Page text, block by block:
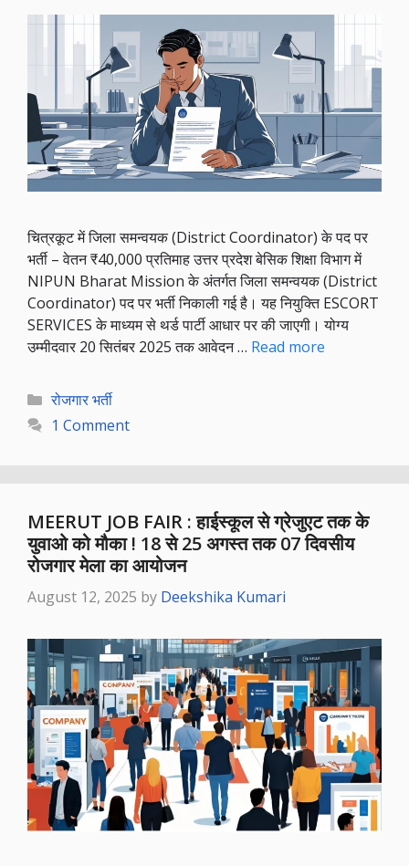
चित्रकूट में जिला समन्वयक (District Coordinator) के पद पर
भर्ती – वेतन ₹40,000 प्रतिमाह उत्तर प्रदेश बेसिक शिक्षा विभाग में
NIPUN Bharat Mission के अंतर्गत जिला समन्वयक (District
Coordinator) पद पर भर्ती निकाली गई है। यह नियुक्ति ESCORT
SERVICES के माध्यम से थर्ड पार्टी आधार पर की जाएगी। योग्य
उम्मीदवार 20 सितंबर 2025 तक आवेदन … Read more
Categories
रोजगार भर्ती
1 Comment
MEERUT JOB FAIR : हाईस्कूल से ग्रेजुएट तक के
युवाओ को मौका ! 18 से 25 अगस्त तक 07 दिवसीय
रोजगार मेला का आयोजन
August 12, 2025 by Deekshika Kumari